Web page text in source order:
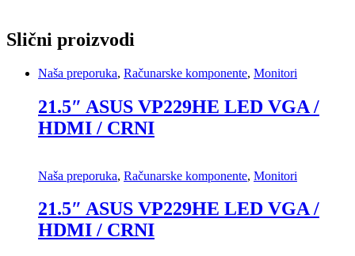
Slični proizvodi
Naša preporuka, Računarske komponente, Monitori
21.5″ ASUS VP229HE LED VGA /
HDMI / CRNI
Naša preporuka, Računarske komponente, Monitori
21.5″ ASUS VP229HE LED VGA /
HDMI / CRNI